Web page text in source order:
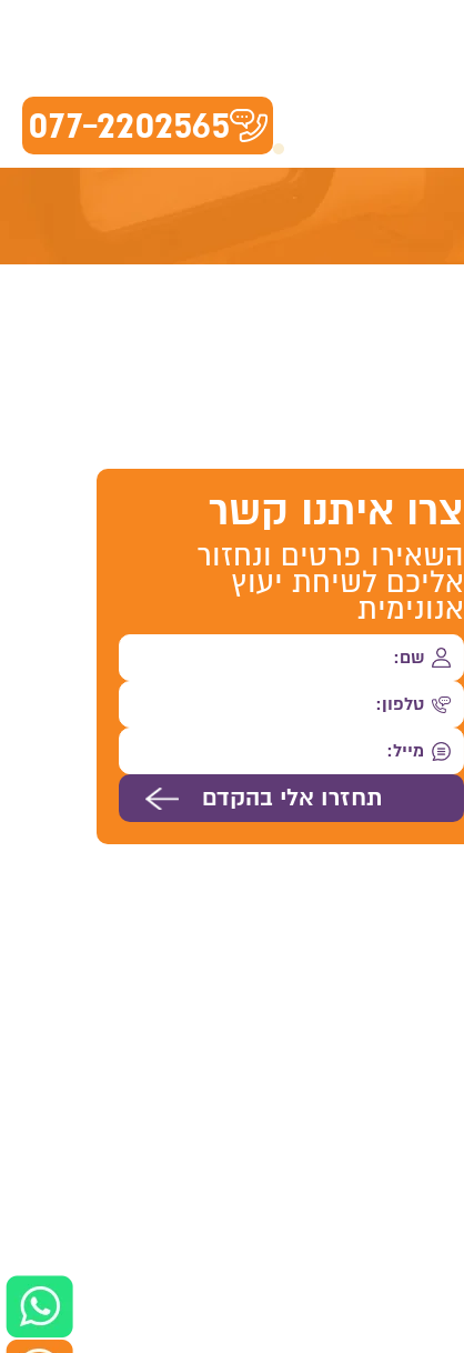
077-2202565
צרו איתנו קשר
השאירו פרטים ונחזור
אליכם לשיחת יעוץ
אנונימית